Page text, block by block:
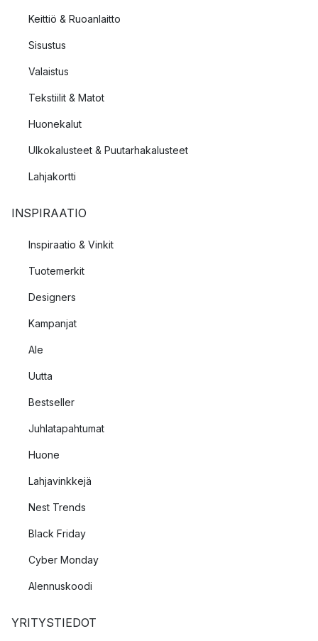
Keittiö & Ruoanlaitto
Sisustus
Valaistus
Tekstiilit & Matot
Huonekalut
Ulkokalusteet & Puutarhakalusteet
Lahjakortti
INSPIRAATIO
Inspiraatio & Vinkit
Tuotemerkit
Designers
Kampanjat
Ale
Uutta
Bestseller
Juhlatapahtumat
Huone
Lahjavinkkejä
Nest Trends
Black Friday
Cyber Monday
Alennuskoodi
YRITYSTIEDOT